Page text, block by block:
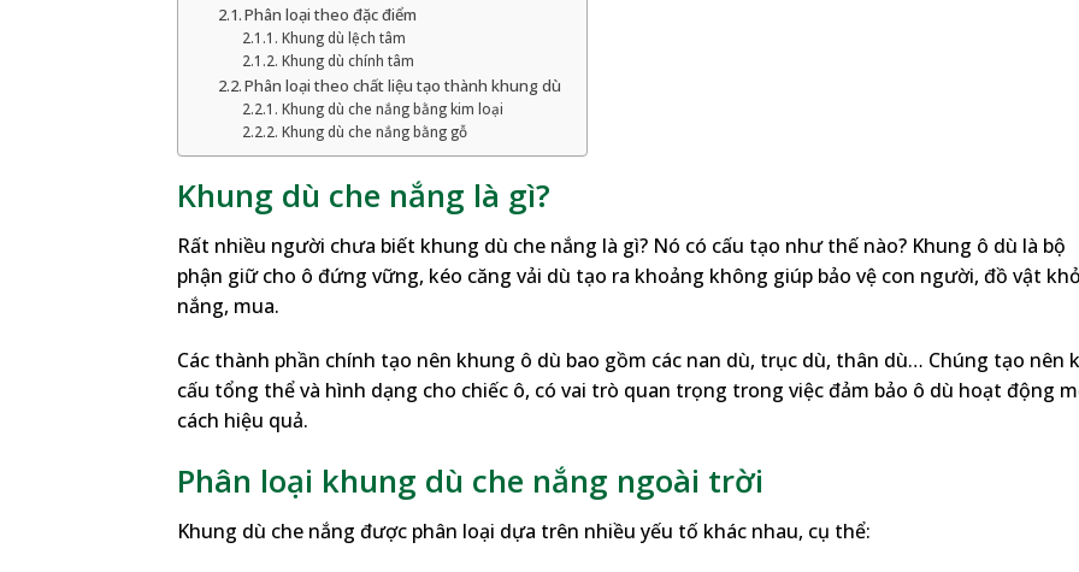
Phân loại theo đặc điểm
Khung dù lệch tâm
Khung dù chính tâm
Phân loại theo chất liệu tạo thành khung dù
Khung dù che nắng bằng kim loại
Khung dù che nắng bằng gỗ
Khung dù che nắng là gì?
Rất nhiều người chưa biết khung dù che nắng là gì? Nó có cấu tạo như thế nào? Khung ô dù là bộ
phận giữ cho ô đứng vững, kéo căng vải dù tạo ra khoảng không giúp bảo vệ con người, đồ vật
nắng, mua.
Các thành phần chính tạo nên khung ô dù bao gồm các nan dù, trục dù, thân dù… Chúng tạo nên
cấu tổng thể và hình dạng cho chiếc ô, có vai trò quan trọng trong việc đảm bảo ô dù hoạt động
cách hiệu quả.
Phân loại khung dù che nắng ngoài trời
Khung dù che nắng được phân loại dựa trên nhiều yếu tố khác nhau, cụ thể: